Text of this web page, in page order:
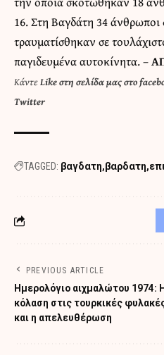
16. Στη Βαγδάτη 34
τραυματίσθηκαν σε
παγιδευμένα αυτοκίνητα. –
ΚάντεLike στη σελίδα μας στο
Twitter
TAGGED: βαγδατη βαρδατη
PREVIOUS ARTICLE
Ημερολόγιο αιχμαλώτου 1974: Η
κόλαση στις τουρκικές
και η απελευθέρωση